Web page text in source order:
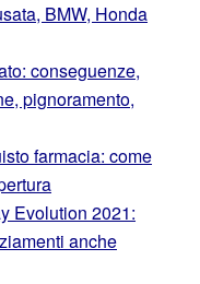
BMW, Honda
conseguenze,
pignoramento,
farmacia: come
Evolution 2021:
anche